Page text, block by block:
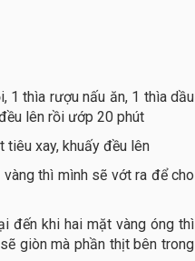
1 thìa rượu nấu ăn, 1 thìa dầu
lên rồi ướp 20 phút
tiêu xay, khuấy đều lên
thì mình sẽ vớt ra để cho
đến khi hai mặt vàng óng thì
giòn mà phần thịt bên trong